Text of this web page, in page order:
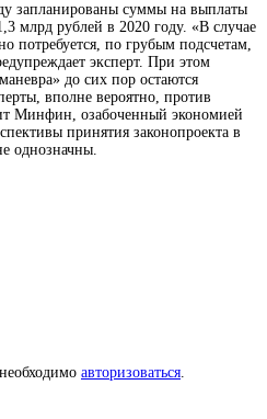
запланированы суммы на выплаты
млрд рублей в 2020 году. «В случае
потребуется, по грубым подсчетам,
эксперт. При этом
до сих пор остаются
вполне вероятно, против
Минфин, озабоченный экономией
принятия законопроекта в
однозначны.
авторизоваться